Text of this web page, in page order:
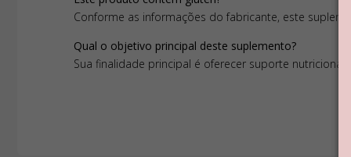
Conforme as informações do fabricante, este
Qual o objetivo principal deste suplemento?
Sua finalidade principal é oferecer suporte